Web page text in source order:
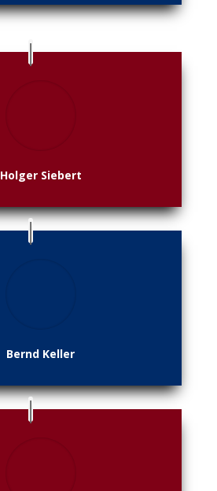
Holger Siebert
Bernd Keller